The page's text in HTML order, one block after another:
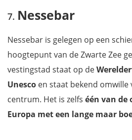
Nessebar
Nessebar is gelegen op een
hoogtepunt van de Zwarte Zee
vestingstad staat op de
Unesco en staat bekend omwille
centrum. Het is zelfs één van de
Europa met een lange maar